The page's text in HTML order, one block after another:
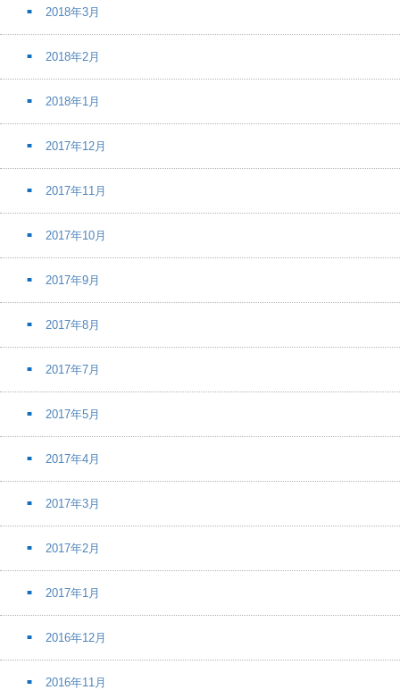
2018年3月
2018年2月
2018年1月
2017年12月
2017年11月
2017年10月
2017年9月
2017年8月
2017年7月
2017年5月
2017年4月
2017年3月
2017年2月
2017年1月
2016年12月
2016年11月